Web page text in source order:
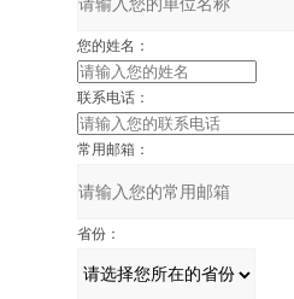
您的姓名：
联系电话：
常用邮箱：
省份：